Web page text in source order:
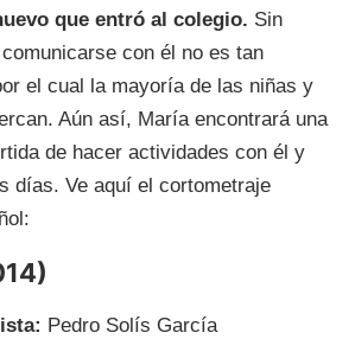
que entró al colegio. Sin
con él no es tan
el cual la mayoría de las niñas y
Aún así, María encontrará una
de hacer actividades con él y
días. Ve aquí el cortometraje
Pedro Solís García